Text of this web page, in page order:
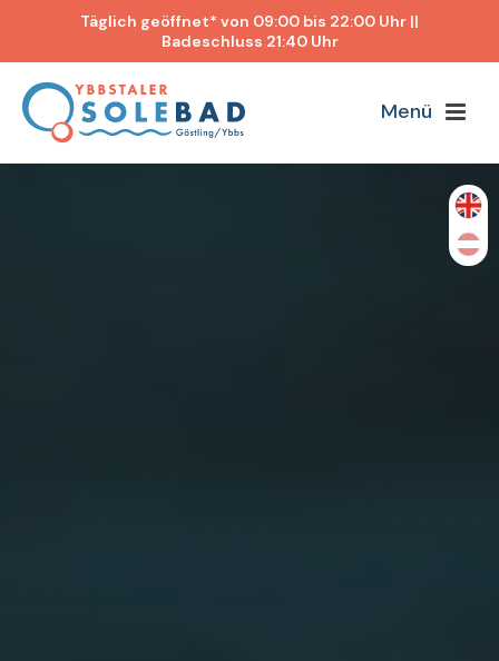
Täglich geöffnet* von 09:00 bis 22:00 Uhr ||
Badeschluss 21:40 Uhr